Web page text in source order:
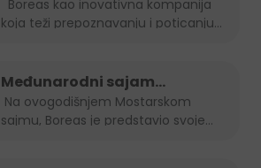
koja teži prepoznavanju i poticanju
Međunarodni sajam
gospodarstva Mostar 2023.
sajmu, Boreas je predstavio svoje